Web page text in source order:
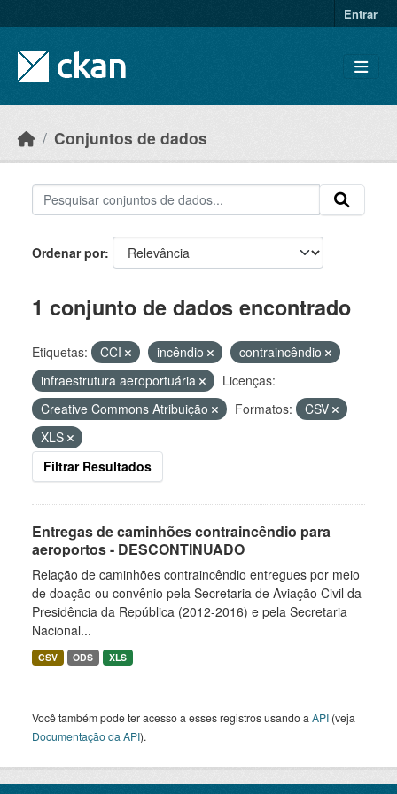
Entrar
Conjuntos de dados
Ordenar por
1 conjunto de dados encontrado
Etiquetas: CCI incêndio
contraincêndio
infraestrutura aeroportuária
Licenças:
Creative Commons Atribuição
Formatos:
CSV
XLS
Filtrar Resultados
Entregas de caminhões contraincêndio para
aeroportos - DESCONTINUADO
Relação de caminhões contraincêndio entregues por meio
de doação ou convênio pela Secretaria de Aviação Civil da
Presidência da República (2012-2016) e pela Secretaria
Nacional...
CSV ODS XLS
Você também pode ter acesso a esses registros usando a API (veja
Documentação da API).